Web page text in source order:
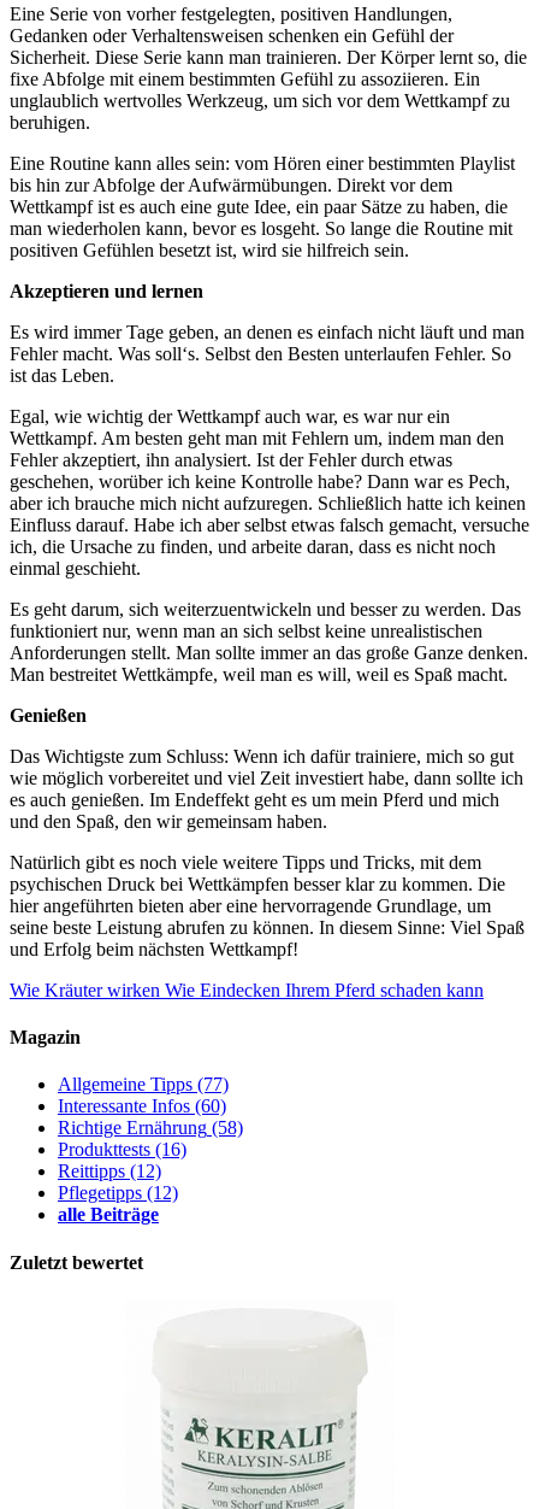
Eine Serie von vorher festgelegten, positiven Handlungen,
Gedanken oder Verhaltensweisen schenken ein Gefühl der
Sicherheit. Diese Serie kann man trainieren. Der Körper lernt so, die
fixe Abfolge mit einem bestimmten Gefühl zu assoziieren. Ein
unglaublich wertvolles Werkzeug, um sich vor dem Wettkampf zu
beruhigen.
Eine Routine kann alles sein: vom Hören einer bestimmten Playlist
bis hin zur Abfolge der Aufwärmübungen. Direkt vor dem
Wettkampf ist es auch eine gute Idee, ein paar Sätze zu haben, die
man wiederholen kann, bevor es losgeht. So lange die Routine mit
positiven Gefühlen besetzt ist, wird sie hilfreich sein.
Akzeptieren und lernen
Es wird immer Tage geben, an denen es einfach nicht läuft und man
Fehler macht. Was soll‘s. Selbst den Besten unterlaufen Fehler. So
ist das Leben.
Egal, wie wichtig der Wettkampf auch war, es war nur ein
Wettkampf. Am besten geht man mit Fehlern um, indem man den
Fehler akzeptiert, ihn analysiert. Ist der Fehler durch etwas
geschehen, worüber ich keine Kontrolle habe? Dann war es Pech,
aber ich brauche mich nicht aufzuregen. Schließlich hatte ich keinen
Einfluss darauf. Habe ich aber selbst etwas falsch gemacht, versuche
ich, die Ursache zu finden, und arbeite daran, dass es nicht noch
einmal geschieht.
Es geht darum, sich weiterzuentwickeln und besser zu werden. Das
funktioniert nur, wenn man an sich selbst keine unrealistischen
Anforderungen stellt. Man sollte immer an das große Ganze denken.
Man bestreitet Wettkämpfe, weil man es will, weil es Spaß macht.
Genießen
Das Wichtigste zum Schluss: Wenn ich dafür trainiere, mich so gut
wie möglich vorbereitet und viel Zeit investiert habe, dann sollte ich
es auch genießen. Im Endeffekt geht es um mein Pferd und mich
und den Spaß, den wir gemeinsam haben.
Natürlich gibt es noch viele weitere Tipps und Tricks, mit dem
psychischen Druck bei Wettkämpfen besser klar zu kommen. Die
hier angeführten bieten aber eine hervorragende Grundlage, um
seine beste Leistung abrufen zu können. In diesem Sinne: Viel Spaß
und Erfolg beim nächsten Wettkampf!
Wie Kräuter wirken Wie Eindecken Ihrem Pferd schaden kann
Magazin
Allgemeine Tipps (77)
Interessante Infos (60)
Richtige Ernährung (58)
Produkttests (16)
Reittipps (12)
Pflegetipps (12)
alle Beiträge
Zuletzt bewertet